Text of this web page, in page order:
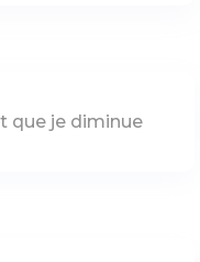
que je diminue